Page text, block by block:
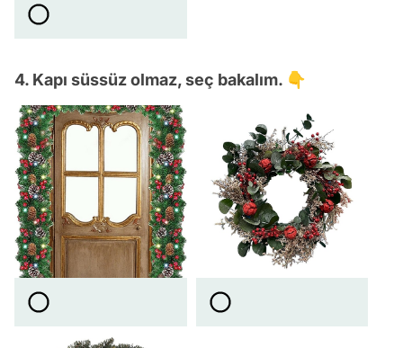
4. Kapı süssüz olmaz, seç bakalım. 👇